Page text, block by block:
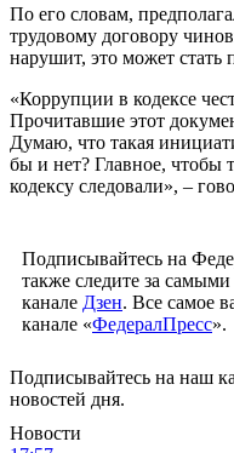
По его словам,
трудовому договору
нарушит, это может стать
«Коррупции в кодексе
Прочитавшие этот
Думаю, что такая
бы и нет? Главное, чтобы
кодексу следовали», –
Подписывайтесь на
также следите за
канале Дзен. Все самое
канале «ФедералПресс».
Подписывайтесь на наш
новостей дня.
Новости